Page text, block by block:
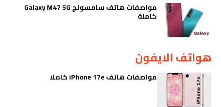
مواصفات هاتف سامسونج Galaxy M47 5G
كاملة
هواتف الايفون
مواصفات هاتف iPhone 17e كاملا